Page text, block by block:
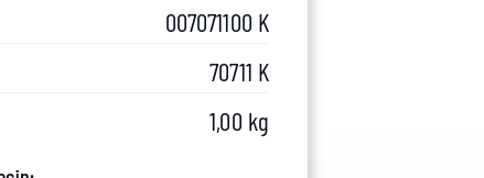
007071100 K
70711 K
1,00 kg